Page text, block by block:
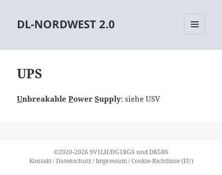
DL-NORDWEST 2.0
UPS
UnbreakablePowerSupply: siehe USV
©2020-2026 9V1LH/DG1BGS undDK5BS
Kontakt/Datenschutz/Impressum/Cookie-Richtlinie (EU)